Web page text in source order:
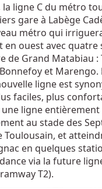
la ligne C du métro
gare à Labège
métro qui
en ouest avec
de Grand Matabiau :
et Marengo.
ligne est
faciles, plus
une ligne
au stade des
Toulousain, et
en quelques
via la future
T2).